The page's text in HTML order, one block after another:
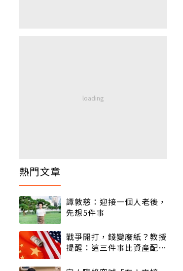
熱門文章
譚敦慈：迎接一個人老後，
先想5件事
戰爭開打，錢變廢紙？教授
提醒：這三件事比資產配置